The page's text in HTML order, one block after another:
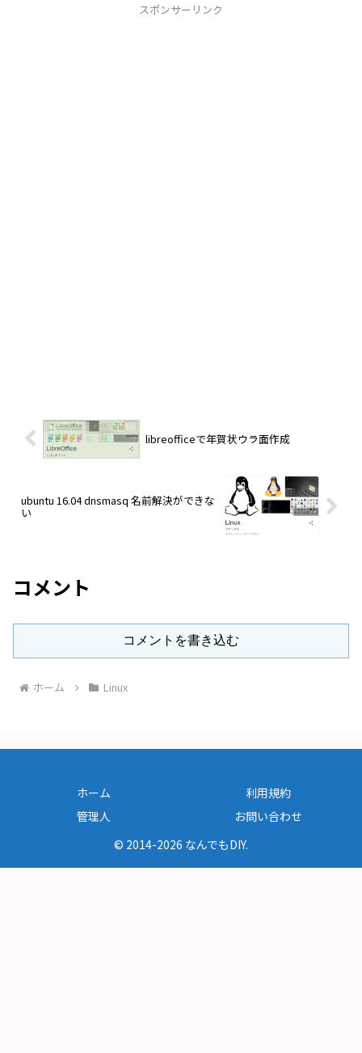
スポンサーリンク
libreofficeで年賀状ウラ面作成
ubuntu 16.04 dnsmasq 名前解決ができな
い
コメント
コメントを書き込む
ホーム Linux
ホーム
利用規約
管理人
お問い合わせ
© 2014-2026 なんでもDIY.